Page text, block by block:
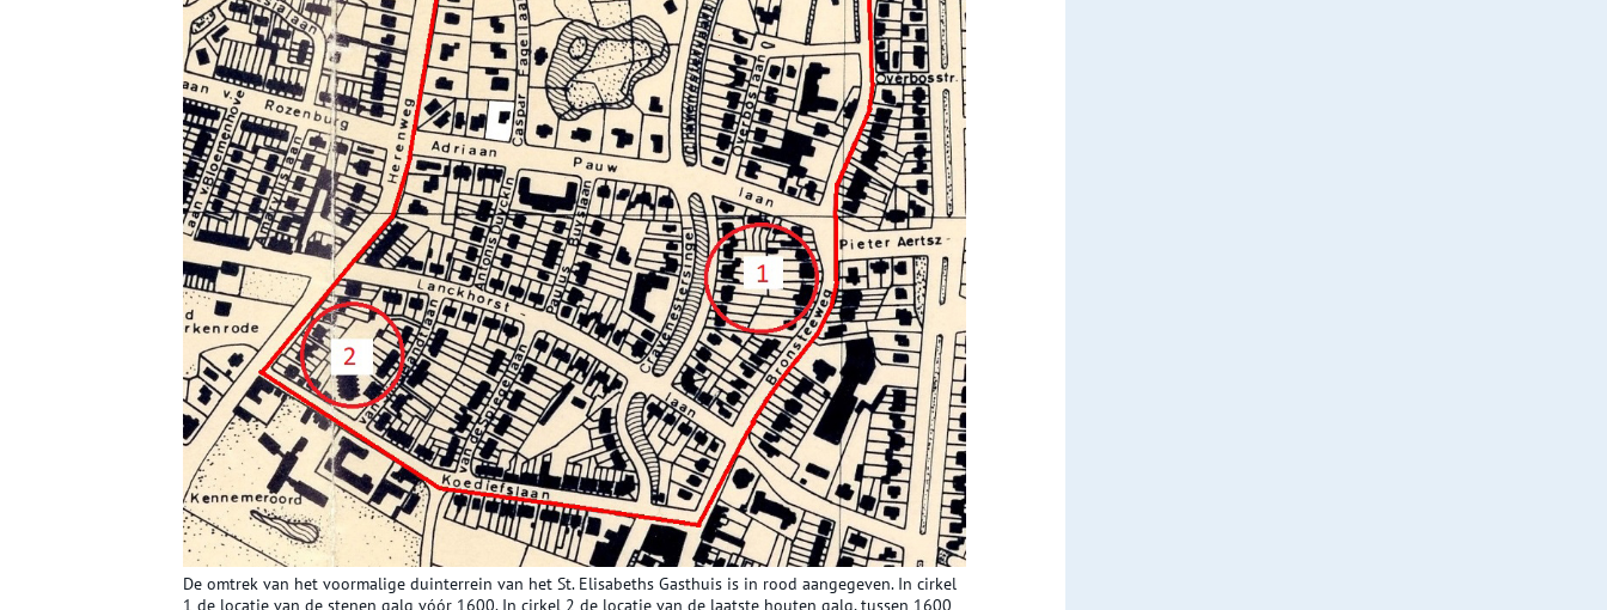
De omtrek van het voormalige duinterrein van het St. Elisabeths Gasthuis is in rood aangegeven. In cirkel
1 de locatie van de stenen galg vóór 1600. In cirkel 2 de locatie van de laatste houten galg, tussen 1600